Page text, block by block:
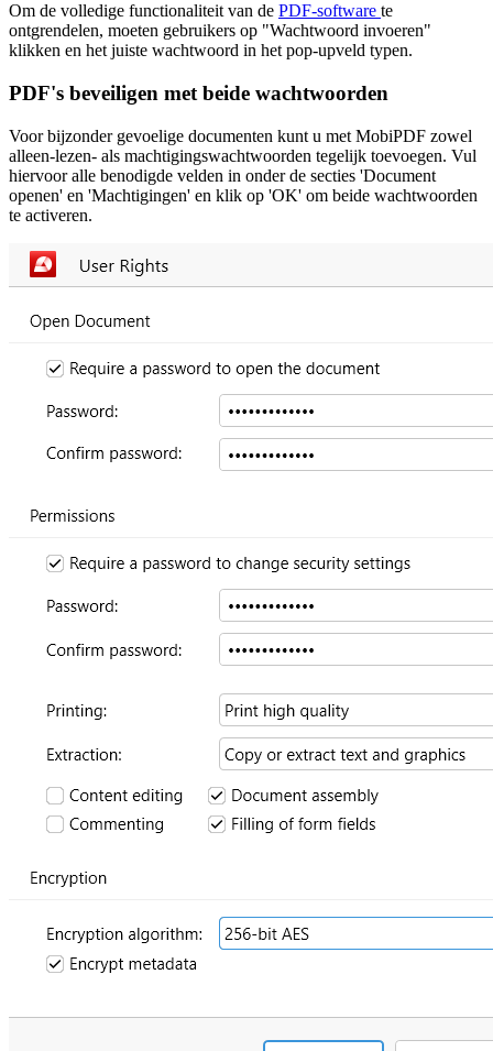
Om de volledige functionaliteit van de PDF-software te
ontgrendelen, moeten gebruikers op "Wachtwoord invoeren"
klikken en het juiste wachtwoord in het pop-upveld typen.
PDF's beveiligen met beide wachtwoorden
Voor bijzonder gevoelige documenten kunt u met MobiPDF zowel
alleen-lezen- als machtigingswachtwoorden tegelijk toevoegen. Vul
hiervoor alle benodigde velden in onder de secties 'Document
openen' en 'Machtigingen' en klik op 'OK' om beide wachtwoorden
te activeren.